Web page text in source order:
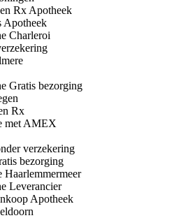
Rx Apotheek
Apotheek
Charleroi
Gratis bezorging
Rx
met AMEX
verzekering
bezorging
Haarlemmermeer
Leverancier
Apotheek